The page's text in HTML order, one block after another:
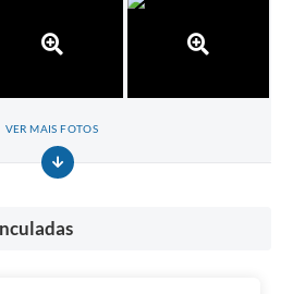
VER MAIS FOTOS